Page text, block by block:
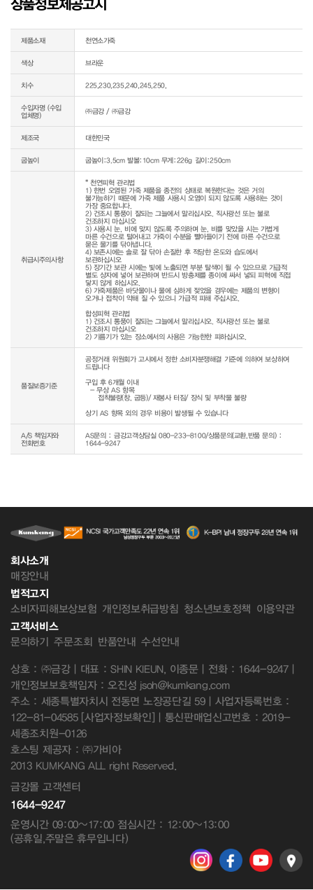
상품정보제공고시
제품소재 천연소가죽
색상 브라운
치수 225,230,235,240,245,250,
수입자명 (수입
업체명)
㈜금강 / ㈜금강
제조국 대한민국
굽높이 굽높이:3.5cm 발볼:10cm 무게:226g 길이:250cm
취급시주의사항
* 천연피혁 관리법
1) 한번 오염된 가죽 제품을 종전의 상태로 복원한다는 것은 거의
불가능하기 때문에 가죽 제품 사용시 오염이 되지 않도록 사용하는 것이
가장 중요합니다.
2) 건조시 통풍이 잘되는 그늘에서 말리십시오. 직사광선 또는 불로
건조하지 마십시오
3) 사용시 눈, 비에 맞지 않도록 주의하며 눈, 비를 맞았을 시는 가볍게
마른 수건으로 털어내고 가죽이 수분을 빨아들이기 전에 마른 수건으로
묻은 물기를 닦아냅니다.
4) 보존시에는 솔로 잘 닦아 손질한 후 적당한 온도와 습도에서
보관하십시오
5) 장기간 보관 시에는 빛에 노출되면 부분 탈색이 될 수 있으므로 가급적
별도 상자에 넣어 보관하며 반드시 방충제를 종이에 싸서 넣되 피혁에 직접
닿지 않게 하십시오.
6) 가죽제품은 바닷물이나 물에 심하게 젖었을 경우에는 제품의 변형이
오거나 접착이 약해 질 수 있으니 가급적 피해 주십시오.
합성피혁 관리법
1) 건조시 통풍이 잘되는 그늘에서 말리십시오. 직사광선 또는 불로
건조하지 마십시오
품질보증기준
공정거래 위원회가 고시에서 정한 소비자분쟁해결 기준에 의하여 보상하여
드립니다
구입 후 6개월 이내
  - 무상 AS 항목
상기 AS 항목 외의 경우 비용이 발생될 수 있습니다
A/S 책임자와
전화번호
AS문의 : 금강고객상담실 080-233-8100/상품문의(교환,반품 문의) :
1644-9247
회사소개
매장안내
법적고지
소비자피해보상보험 개인정보취급방침 청소년보호정책 이용약관
고객서비스
문의하기 주문조회 반품안내 수선안내
상호 : ㈜금강 | 대표 : SHIN KIEUN, 이종문 | 전화 : 1644-9247 |
개인정보보호책임자 : 오진성 jsoh@kumkang.com
주소 : 세종특별자치시 전동면 노장공단길 59 | 사업자등록번호 :
122-81-04585 [사업자정보확인] | 통신판매업신고번호 : 2019-
세종조치원-0126
호스팅 제공자 : ㈜가비아
2013 KUMKANG ALL right Reserved.
금강몰 고객센터
1644-9247
운영시간 09:00~17:00 점심시간 : 12:00~13:00
(공휴일,주말은 휴무입니다)